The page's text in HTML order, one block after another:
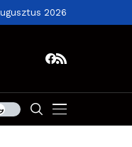
2026